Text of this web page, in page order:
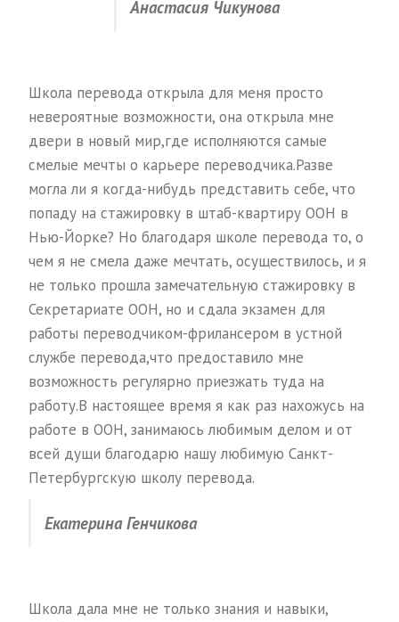
Анастасия Чикунова
Школа перевода открыла для меня просто
невероятные возможности, она открыла мне
двери в новый мир,где исполняются самые
смелые мечты о карьере переводчика.Разве
могла ли я когда-нибудь представить себе, что
попаду на стажировку в штаб-квартиру ООН в
Нью-Йорке? Но благодаря школе перевода то, о
чем я не смела даже мечтать, осуществилось, и я
не только прошла замечательную стажировку в
Секретариате ООН, но и сдала экзамен для
работы переводчиком-фрилансером в устной
службе перевода,что предоставило мне
возможность регулярно приезжать туда на
работу.В настоящее время я как раз нахожусь на
работе в ООН, занимаюсь любимым делом и от
всей дущи благодарю нашу любимую Санкт-
Петербургскую школу перевода.
Екатерина Генчикова
Школа дала мне не только знания и навыки,